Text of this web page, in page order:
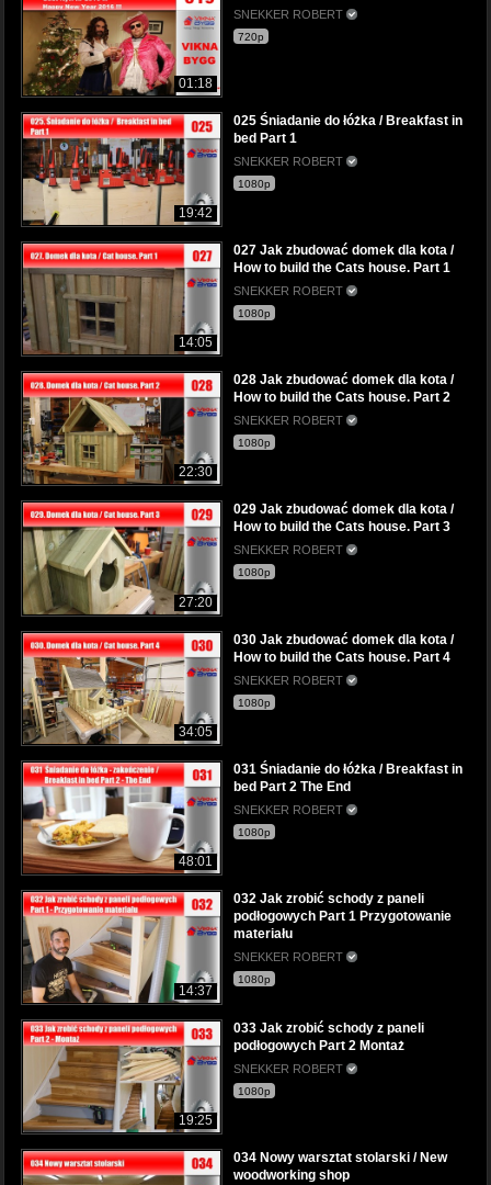
01:18
SNEKKER ROBERT
720p
19:42
025 Śniadanie do łóżka / Breakfast in
bed Part 1
SNEKKER ROBERT
1080p
14:05
027 Jak zbudować domek dla kota /
How to build the Cats house. Part 1
SNEKKER ROBERT
1080p
22:30
028 Jak zbudować domek dla kota /
How to build the Cats house. Part 2
SNEKKER ROBERT
1080p
27:20
029 Jak zbudować domek dla kota /
How to build the Cats house. Part 3
SNEKKER ROBERT
1080p
34:05
030 Jak zbudować domek dla kota /
How to build the Cats house. Part 4
SNEKKER ROBERT
1080p
48:01
031 Śniadanie do łóżka / Breakfast in
bed Part 2 The End
SNEKKER ROBERT
1080p
14:37
032 Jak zrobić schody z paneli
podłogowych Part 1 Przygotowanie
materiału
SNEKKER ROBERT
1080p
19:25
033 Jak zrobić schody z paneli
podłogowych Part 2 Montaż
SNEKKER ROBERT
1080p
034 Nowy warsztat stolarski / New
woodworking shop